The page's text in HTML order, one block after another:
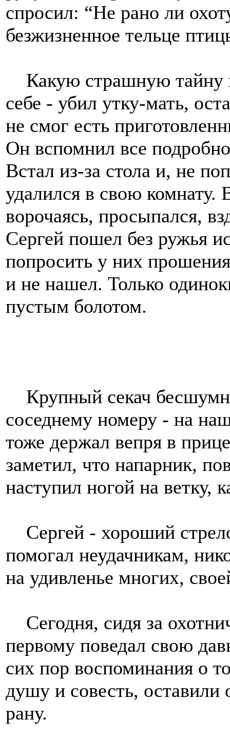
спросил: “Не рано ли
безжизненное тельце
Какую страшную тайну
себе - убил утку-мать,
не смог есть
Он вспомнил все
Встал из-за стола и, не
удалился в свою комнату.
ворочаясь, просыпался,
Сергей пошел без ружья
попросить у них
и не нашел. Только
пустым болотом.
Крупный секач
соседнему номеру - на
тоже держал вепря в
заметил, что напарник,
наступил ногой на ветку,
Сергей - хороший
помогал неудачникам,
на удивленье многих,
Сегодня, сидя за
первому поведал свою
сих пор воспоминания о
душу и совесть,
рану.